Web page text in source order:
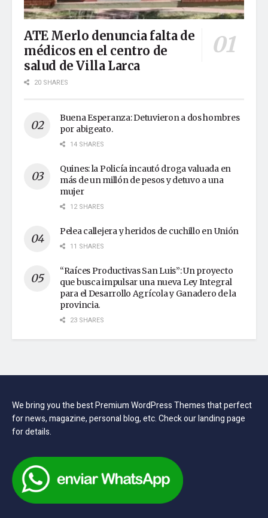
ATE Merlo denuncia falta de
médicos en el centro de
salud de Villa Larca
20 SHARES
Buena Esperanza: Detuvieron a dos hombres
por abigeato.
14 SHARES
Quines: la Policía incautó droga valuada en
más de un millón de pesos y detuvo a una
mujer
12 SHARES
Pelea callejera y heridos de cuchillo en Unión
11 SHARES
“Raíces Productivas San Luis”: Un proyecto
que busca impulsar una nueva Ley Integral
para el Desarrollo Agrícola y Ganadero de la
provincia.
23 SHARES
We bring you the best Premium WordPress Themes that perfect
for news, magazine, personal blog, etc. Check our landing page
for details.